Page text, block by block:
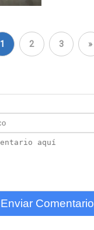
1 2 3 »
Enviar Comentario